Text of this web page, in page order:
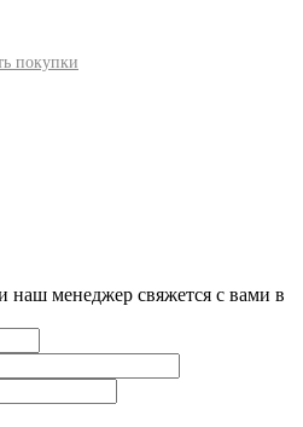
покупки
наш менеджер свяжется с вами в